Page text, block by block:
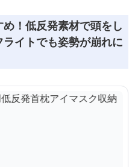
！低反発素材で頭をし
イトでも姿勢が崩れに